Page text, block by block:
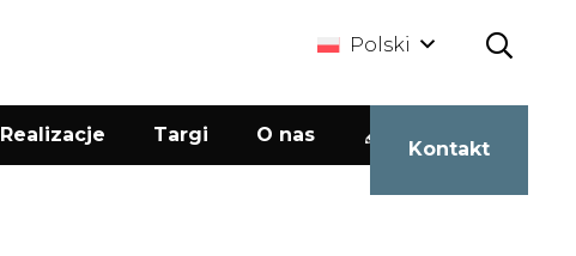
Polski
Realizacje Targi O nas
Kontakt